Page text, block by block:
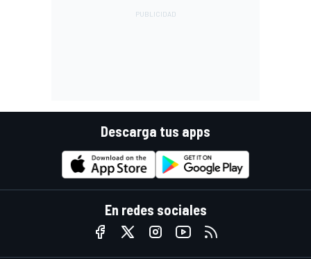
Descarga tus apps
En redes sociales